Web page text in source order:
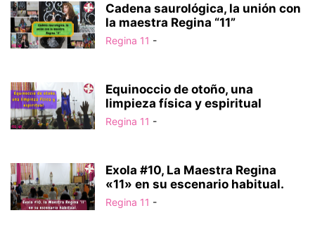
Cadena saurológica, la unión con
la maestra Regina “11”
Regina 11 -
Equinoccio de otoño, una
limpieza física y espiritual
Regina 11 -
Exola #10, La Maestra Regina
«11» en su escenario habitual.
Regina 11 -